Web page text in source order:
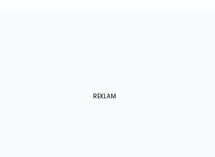
REKLAM